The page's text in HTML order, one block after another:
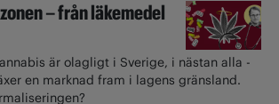
– från läkemedel
är olagligt i ­Sverige, i nästan alla
en marknad fram i lagens gränsland.